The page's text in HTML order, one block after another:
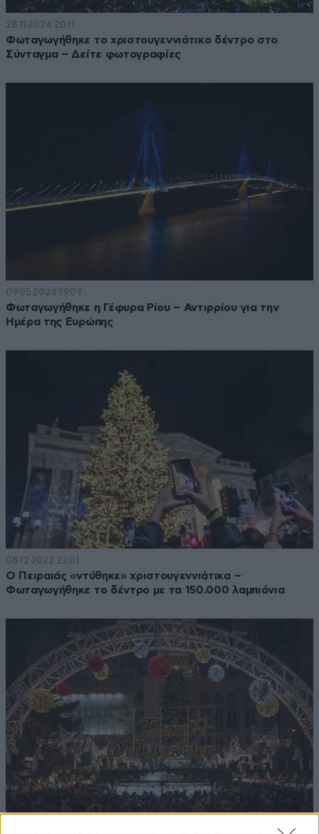
28·11·2024 20:11
Φωταγωγήθηκε το χριστουγεννιάτικο δέντρο στο
Σύνταγμα – Δείτε φωτογραφίες
09·05·2024 19:09
Φωταγωγήθηκε η Γέφυρα Ρίου – Αντιρρίου για την
Ημέρα της Ευρώπης
08·12·2022 22:01
Ο Πειραιάς «ντύθηκε» χριστουγεννιάτικα –
Φωταγωγήθηκε το δέντρο με τα 150.000 λαμπιόνια